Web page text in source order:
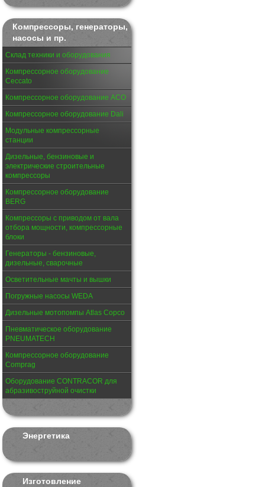
Компрессоры, генераторы,
насосы и пр.
Склад техники и оборудования
Компрессорное оборудование
Ceccato
Компрессорное оборудование АСО
Компрессорное оборудование Dali
Модульные компрессорные
станции
Дизельные, бензиновые и
электрические строительные
компрессоры
Компрессорное оборудование
BERG
Компрессоры с приводом от вала
отбора мощности, компрессорные
блоки
Генераторы - бензиновые,
дизельные, сварочные
Осветительные мачты и вышки
Погружные насосы WEDA
Дизельные мотопомпы Atlas Copco
Пневматическое оборудование
PNEUMATECH
Компрессорное оборудование
Comprag
Оборудование CONTRACOR для
абразивоструйной очистки
Энергетика
Изготовление